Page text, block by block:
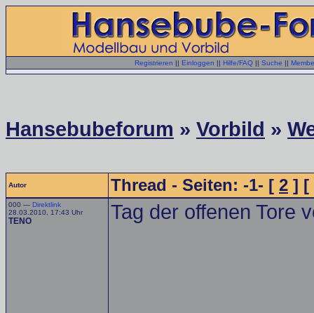
Registrieren || Einloggen || Hilfe/FAQ || Suche ||
Hansebubeforum » Vorbild »
Autor Thread - Seiten: -1- [ 2 ] [
000 — Direktlink
28.03.2010, 17:43 Uhr
TENO Tag der offenen Tore